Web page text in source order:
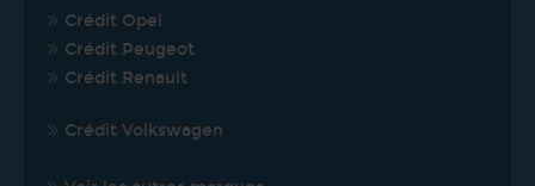
Crédit Opel
Crédit Peugeot
Crédit Renault
Crédit Volkswagen